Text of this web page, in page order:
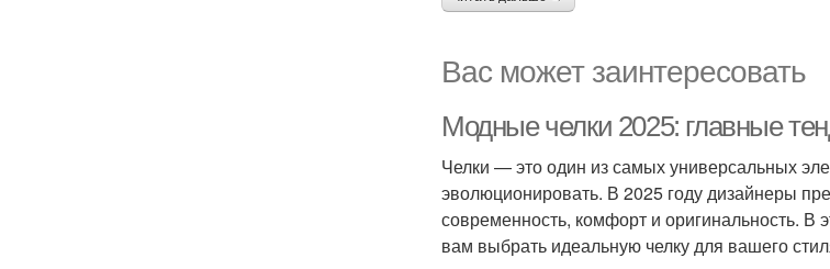
Вас может заинтересовать
Модные челки 2025: главные
Челки — это один из самых универсальных
эволюционировать. В 2025 году дизайнеры
современность, комфорт и оригинальность.
вам выбрать идеальную челку для вашего